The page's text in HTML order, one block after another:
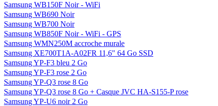
Samsung WB150F Noir - WiFi
Samsung WB690 Noir
Samsung WB700 Noir
Samsung WB850F Noir - WiFi - GPS
Samsung WMN250M accroche murale
Samsung XE700T1A-A02FR 11,6" 64 Go SSD
Samsung YP-F3 bleu 2 Go
Samsung YP-F3 rose 2 Go
Samsung YP-Q3 rose 8 Go
Samsung YP-Q3 rose 8 Go + Casque JVC HA-S155-P rose
Samsung YP-U6 noir 2 Go